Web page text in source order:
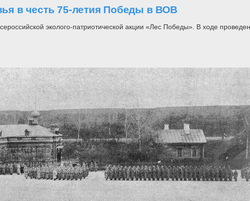
в честь 75-летия Победы в ВОВ
эколого-патриотической акции «Лес Победы». В ходе